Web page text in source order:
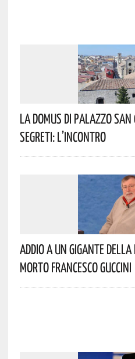
La Domus Di Palazzo
Segreti: L’incontro
Addio A Un Gigante
Morto Francesco Guccini